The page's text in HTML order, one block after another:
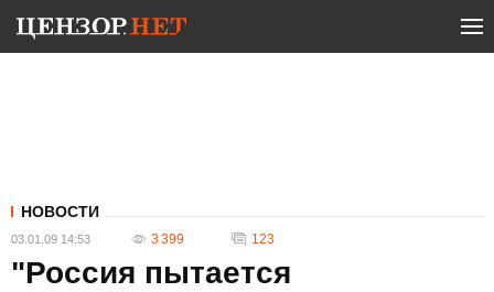
НОВОСТИ
03.01.09 14:53 3 399 123
"Россия пытается